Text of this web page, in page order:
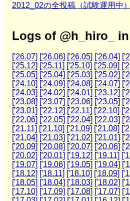
2012_02の全投稿（試験運用中）
Logs of @h_hiro_
['26.07] ['26.06] ['26.05] ['26.04]
['25.12] ['25.11] ['25.10] ['25.09]
['25.05] ['25.04] ['25.03] ['25.02]
['24.10] ['24.09] ['24.08] ['24.07]
['24.03] ['24.02] ['24.01] ['23.12]
['23.08] ['23.07] ['23.06] ['23.05]
['23.01] ['22.12] ['22.11] ['22.10]
['22.06] ['22.05] ['22.04] ['22.03]
['21.11] ['21.10] ['21.09] ['21.08]
['21.04] ['21.03] ['21.02] ['21.01]
['20.09] ['20.08] ['20.07] ['20.06]
['20.02] ['20.01] ['19.12] ['19.11]
['19.07] ['19.06] ['19.05] ['19.04]
['18.12] ['18.11] ['18.10] ['18.09]
['18.05] ['18.04] ['18.03] ['18.02]
['17.10] ['17.09] ['17.08] ['17.07]